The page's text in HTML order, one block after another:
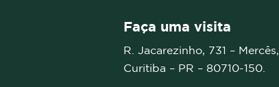
Faça uma visita
R. Jacarezinho, 731 – Mercês,
Curitiba – PR – 80710-150.